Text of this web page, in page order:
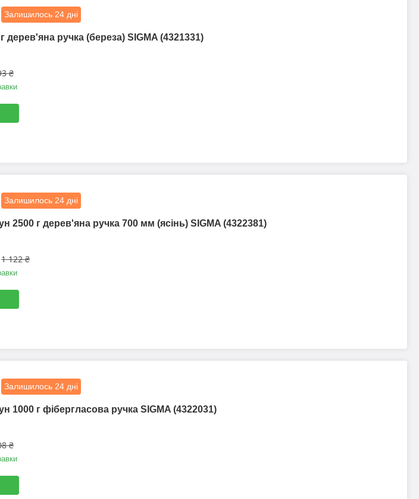
Залишилось 24 дні
дерев'яна ручка (береза) SIGMA (4321331)
₴
Залишилось 24 дні
2500 г дерев'яна ручка 700 мм (ясінь) SIGMA (4322381)
1 122 ₴
Залишилось 24 дні
1000 г фібергласова ручка SIGMA (4322031)
₴